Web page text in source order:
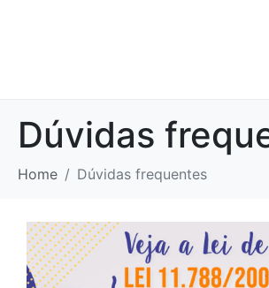
Dúvidas
Home Dúvidas frequentes